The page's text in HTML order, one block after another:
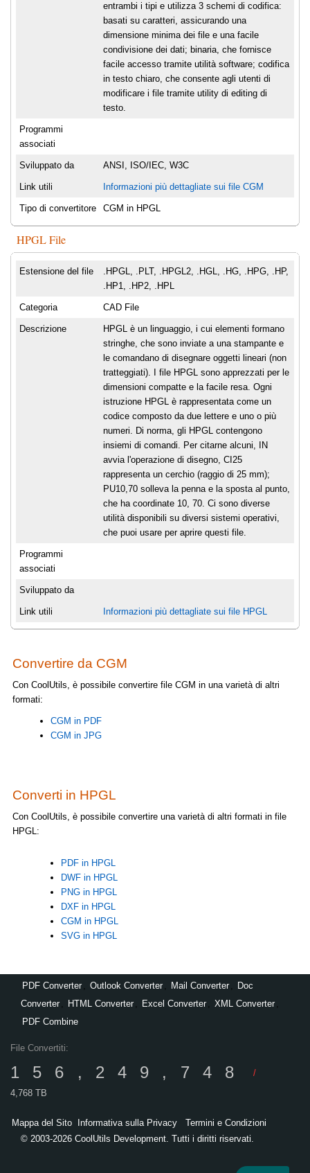
entrambi i tipi e utilizza 3 schemi di codifica:
basati su caratteri, assicurando una
dimensione minima dei file e una facile
condivisione dei dati; binaria, che fornisce
facile accesso tramite utilità software; codifica
in testo chiaro, che consente agli utenti di
modificare i file tramite utility di editing di
testo.
Programmi
associati
Sviluppato da ANSI, ISO/IEC, W3C
Link utili Informazioni più dettagliate sui file CGM
Tipo di convertitore CGM in HPGL
HPGL File
Estensione del file
.HPGL, .PLT, .HPGL2, .HGL, .HG, .HPG, .HP,
.HP1, .HP2, .HPL
Categoria CAD File
Descrizione
HPGL è un linguaggio, i cui elementi formano
stringhe, che sono inviate a una stampante e
le comandano di disegnare oggetti lineari (non
tratteggiati). I file HPGL sono apprezzati per le
dimensioni compatte e la facile resa. Ogni
istruzione HPGL è rappresentata come un
codice composto da due lettere e uno o più
numeri. Di norma, gli HPGL contengono
insiemi di comandi. Per citarne alcuni, IN
avvia l'operazione di disegno, CI25
rappresenta un cerchio (raggio di 25 mm);
PU10,70 solleva la penna e la sposta al punto,
che ha coordinate 10, 70. Ci sono diverse
utilità disponibili su diversi sistemi operativi,
che puoi usare per aprire questi file.
Programmi
associati
Sviluppato da
Link utili Informazioni più dettagliate sui file HPGL
Convertire da CGM
Con CoolUtils, è possibile convertire file CGM in una varietà di altri
formati:
CGM in PDF
CGM in JPG
Converti in HPGL
Con CoolUtils, è possibile convertire una varietà di altri formati in file
HPGL:
PDF in HPGL
DWF in HPGL
PNG in HPGL
DXF in HPGL
CGM in HPGL
SVG in HPGL
PDF Converter Outlook Converter Mail Converter
Doc
Converter
HTML Converter Excel Converter XML Converter
PDF Combine
File Convertiti:
156,249,748
/
4,768 TB
Mappa del Sito Informativa sulla Privacy
Termini e Condizioni
© 2003-2026 CoolUtils Development. Tutti i diritti riservati.